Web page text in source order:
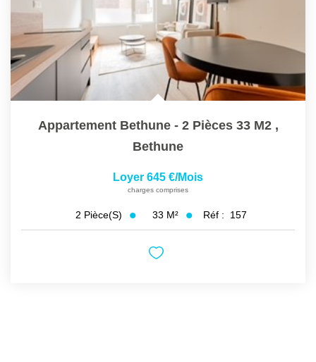
Appartement Bethune - 2 Pièces 33 M2 ,
Bethune
Loyer 645 €/mois
charges comprises
2 Pièce(s) 33 M² Réf : 157